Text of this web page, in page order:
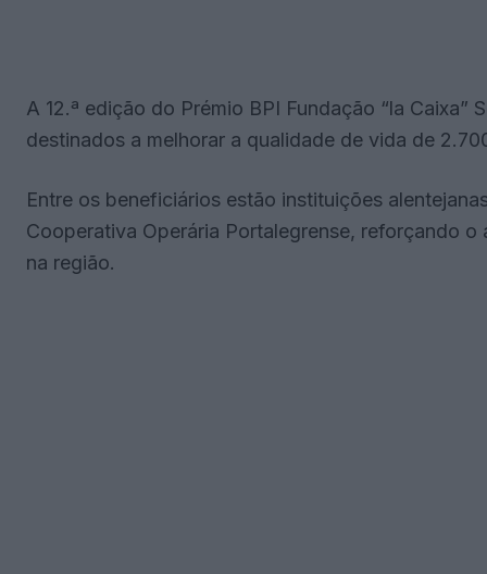
A 12.ª edição do Prémio BPI Fundação “la
destinados a melhorar a qualidade de vida de
Entre os beneficiários estão instituições
Cooperativa Operária Portalegrense, reforçando
na região.